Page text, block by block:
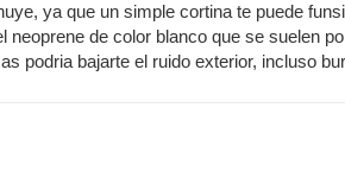
ya que un simple cortina te puede
de color blanco que se suelen
podria bajarte el ruido exterior, incluso